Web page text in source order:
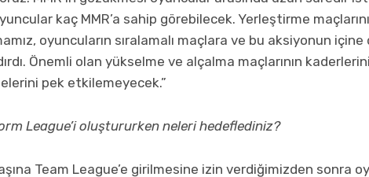
kaç MMR’a sahip görebilecek. Yerleştirme
oyuncuların sıralamalı maçlara ve bu aksiyonun içine
Önemli olan yükselme ve alçalma maçlarının
pek etkilemeyecek.”
League’i oluştururken neleri hedeflediniz?
Team League’e girilmesine izin verdiğimizden sonra